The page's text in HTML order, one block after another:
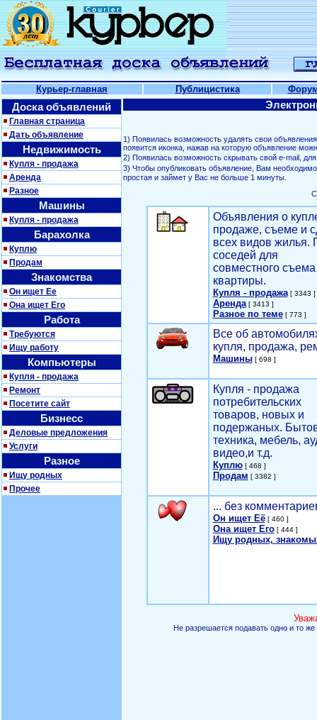
Курьер-главная Публицистика
Доска объявлений
Главная страница
Дать объявление
Недвижимость
Купля - продажа
Аренда
Разное
Машины
Купля - продажа
Барахолка
Куплю
Продам
Знакомства
Он ищет Ее
Она ищет Его
Работа
Требуются
Ищу работу
Компьютеры
Купля - продажа
Ремонт
Посетите сайт
Бизнесс
Деловые предложения
Услуги
Разное
Ищу родных
Прочее
1) Появилась возможность удалять свои
появится иконка, нажав на которую объявление
2) Появилась возможность скрывать свой е-mail,
3) Чтобы опубликовать объявление, Вам
простая и займет у Вас не больше 1 минуты.
Объявления о
продаже, съеме и
всех видов жилья.
соседей для
совместного съема
квартиры.
Купля - продажа[ 3343 ]
Аренда[ 3413 ]
Разное по теме[ 773 ]
Все об
купля, продажа,
Машины[ 698 ]
Купля - продажа
потребительских
товаров, новых и
подержаных.
техника, мебель,
видео,и т.д.
Куплю[ 468 ]
Продам [ 3382 ]
... без
Он ищет Её[ 460 ]
Она ищет Его[ 444 ]
Ищу родных,
Не разрешается подавать одно и то